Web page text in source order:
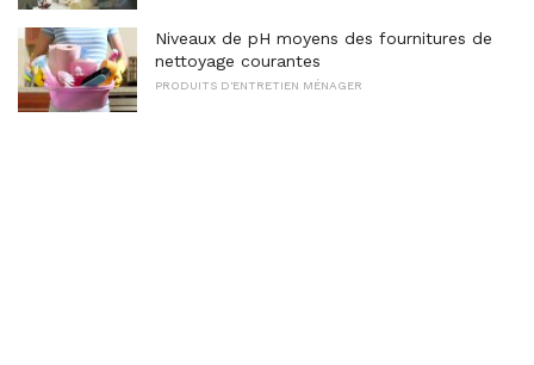
Niveaux de pH moyens des fournitures de
nettoyage courantes
PRODUITS D'ENTRETIEN MÉNAGER